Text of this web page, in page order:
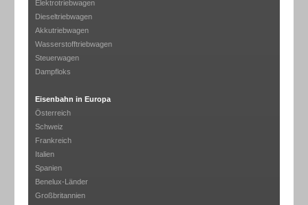
Elektrotriebwagen
Dieseltriebwagen
Akkutriebwagen
Wasserstofftriebwagen
Steuerwagen
Dampfloks
Eisenbahn in Europa
Österreich
Schweiz
Frankreich
Italien
Spanien
Benelux-Länder
Großbritannien